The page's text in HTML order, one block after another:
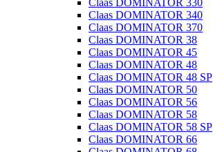
Claas DOMINATOR 330
Claas DOMINATOR 340
Claas DOMINATOR 370
Claas DOMINATOR 38
Claas DOMINATOR 45
Claas DOMINATOR 48
Claas DOMINATOR 48 SP
Claas DOMINATOR 50
Claas DOMINATOR 56
Claas DOMINATOR 58
Claas DOMINATOR 58 SP
Claas DOMINATOR 66